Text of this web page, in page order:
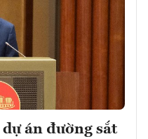
án đường sắt